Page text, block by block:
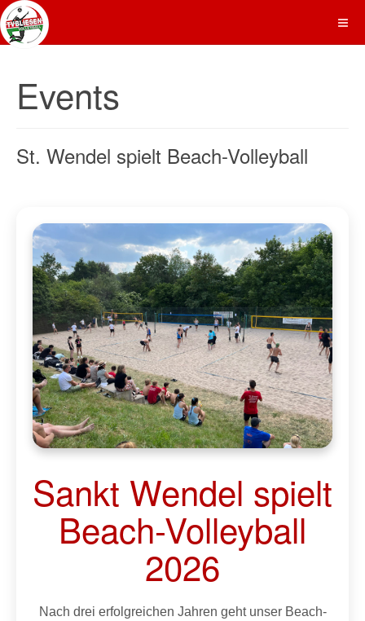
Events
St. Wendel spielt Beach-Volleyball
Sankt Wendel spielt
Beach-Volleyball
2026
Nach drei erfolgreichen Jahren geht unser Beach-